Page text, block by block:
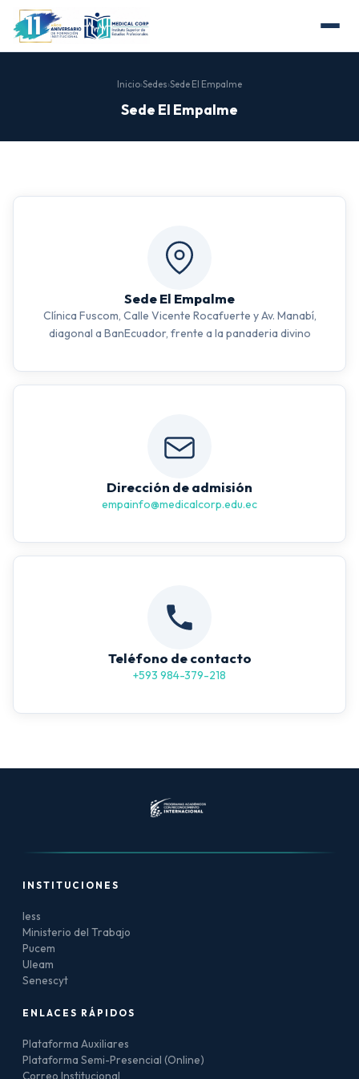
Inicio›Sedes›Sede El Empalme
Sede El Empalme
Sede El Empalme
Clínica Fuscom, Calle Vicente Rocafuerte y Av. Manabí,
diagonal a BanEcuador, frente a la panaderia divino
Dirección de admisión
empainfo@medicalcorp.edu.ec
Teléfono de contacto
+593 984-379-218
INSTITUCIONES
Iess
Ministerio del Trabajo
Pucem
Uleam
Senescyt
ENLACES RÁPIDOS
Plataforma Auxiliares
Plataforma Semi-Presencial (Online)
Correo Institucional